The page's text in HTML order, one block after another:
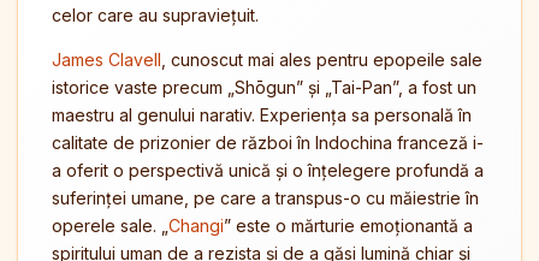
celor care au supraviețuit.
James Clavell , cunoscut mai ales pentru epopeile sale
istorice vaste precum „Shōgun” și „Tai-Pan”, a fost un
maestru al genului narativ. Experiența sa personală în
calitate de prizonier de război în Indochina franceză i-
a oferit o perspectivă unică și o înțelegere profundă a
suferinței umane, pe care a transpus-o cu măiestrie în
operele sale. „ Changi” este o mărturie emoționantă a
spiritului uman de a rezista și de a găsi lumină chiar și